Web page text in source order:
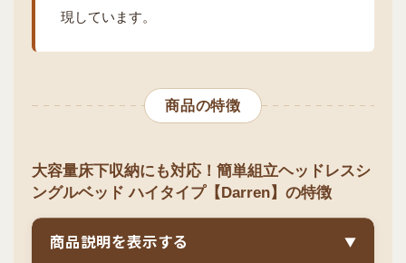
現しています。
商品の特徴
大容量床下収納にも対応！簡単組立ヘッドレスシ
ングルベッド ハイタイプ【Darren】の特徴
商品説明を表示する ▼